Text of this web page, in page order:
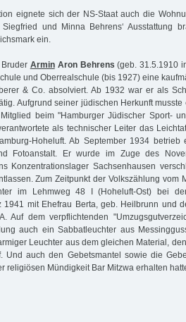
eignete sich der NS-Staat auch die
und Minna Behrens‘ Ausstattung
ein.
ArminAron Behrens (geb. 31.5.1910
und Oberrealschule (bis 1927) eine
& Co. absolviert. Ab 1932 war er als
Aufgrund seiner jüdischen Herkunft
beim "Hamburger Jüdischer Sport-
als technischer Leiter das
Hoheluft. Ab September 1934 betrieb
Fotoanstalt. Er wurde im Zuge des
Konzentrationslager Sachsenhausen
Zum Zeitpunkt der Volkszählung vom
im Lehmweg 48 I (Hoheluft-Ost) bei
1941 mit Ehefrau Berta, geb. Heilbrunn und
Auf dem verpflichtenden
auch ein Sabbatleuchter aus
Leuchter aus dem gleichen Material,
Und auch den Gebetsmantel sowie die
religiösen Mündigkeit Bar Mitzwa erhalten